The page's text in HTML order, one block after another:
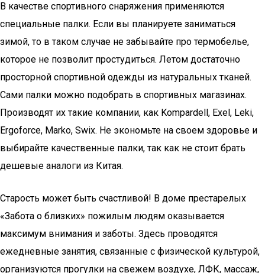
В качестве спортивного снаряжения применяются
специальные палки. Если вы планируете заниматься
зимой, то в таком случае не забывайте про термобелье,
которое не позволит простудиться. Летом достаточно
просторной спортивной одежды из натуральных тканей.
Сами палки можно подобрать в спортивных магазинах.
Производят их такие компании, как Kompardell, Exel, Leki,
Ergoforce, Marko, Swix. Не экономьте на своем здоровье и
выбирайте качественные палки, так как не стоит брать
дешевые аналоги из Китая.
Старость может быть счастливой! В доме престарелых
«Забота о близких» пожилым людям оказывается
максимум внимания и заботы. Здесь проводятся
ежедневные занятия, связанные с физической культурой,
организуются прогулки на свежем воздухе, ЛФК, массаж,